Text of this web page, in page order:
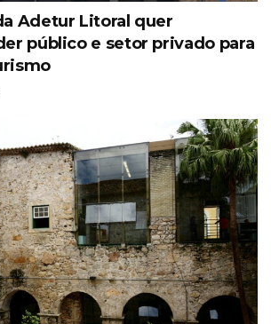
Adetur Litoral quer
público e setor privado para